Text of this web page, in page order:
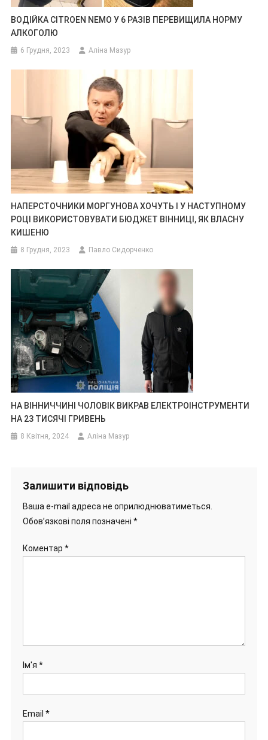
ВОДІЙКА CITROEN NEMO У 6 РАЗІВ ПЕРЕВИЩИЛА НОРМУ
АЛКОГОЛЮ
6 Грудня, 2023 Аліна Мазур
НАПЕРСТОЧНИКИ МОРГУНОВА ХОЧУТЬ І У НАСТУПНОМУ
РОЦІ ВИКОРИСТОВУВАТИ БЮДЖЕТ ВІННИЦІ, ЯК ВЛАСНУ
КИШЕНЮ
8 Грудня, 2023 Павло Сидорченко
НА ВІННИЧЧИНІ ЧОЛОВІК ВИКРАВ ЕЛЕКТРОІНСТРУМЕНТИ
НА 23 ТИСЯЧІ ГРИВЕНЬ
8 Квітня, 2024 Аліна Мазур
Залишити відповідь
Ваша e-mail адреса не оприлюднюватиметься.
Обов’язкові поля позначені *
Коментар *
Ім'я *
Email *